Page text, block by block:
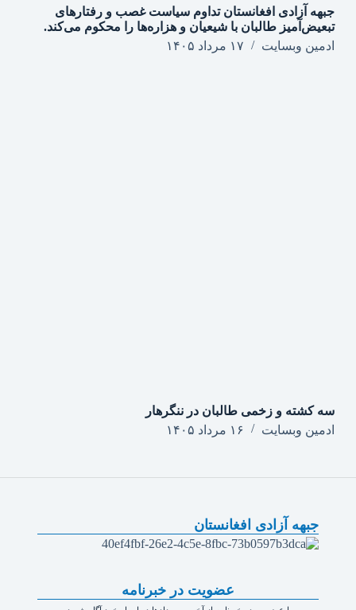
جبهه آزادی افغانستان تداوم سیاست غصب و رفتارهای
تبعیض‌آمیز طالبان با شیعیان و هزاره‌ها را محکوم می‌کند.
ادمین وبسایت
۱۷ مرداد ۱۴۰۵
سه کشته و زخمی طالبان در ننگرهار
ادمین وبسایت
۱۶ مرداد ۱۴۰۵
جبهه آزادی افغانستان
عضویت در خبرنامه